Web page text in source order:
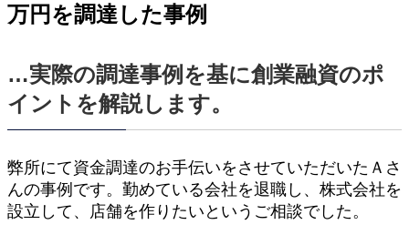
万円を調達した事例
…実際の調達事例を基に創業融資のポ
イントを解説します。
弊所にて資金調達のお手伝いをさせていただいたＡさ
んの事例です。勤めている会社を退職し、株式会社を
設立して、店舗を作りたいというご相談でした。